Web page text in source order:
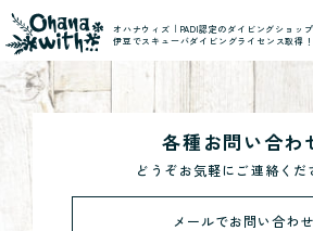
オハナウィズ｜PADI認定のダイビングショップ
伊豆でスキューバダイビングライセンス取得！
各種お問い合わ
どうぞお気軽にご連絡くだ
メールでお問い合わせ